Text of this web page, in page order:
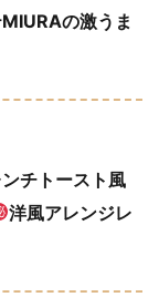
の激うま
ンチトースト風
洋風アレンジレ